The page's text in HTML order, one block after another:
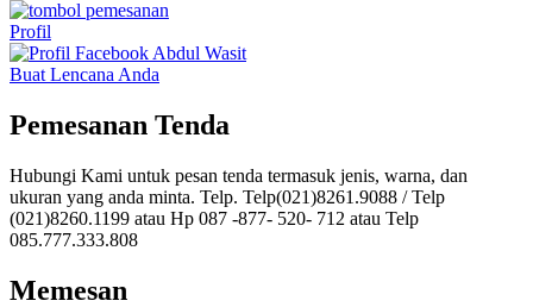
Profil
Buat Lencana Anda
Pemesanan Tenda
Hubungi Kami untuk pesan tenda termasuk jenis, warna, dan
ukuran yang anda minta. Telp. Telp(021)8261.9088 / Telp
(021)8260.1199 atau Hp 087 -877- 520- 712 atau Telp
085.777.333.808
Memesan